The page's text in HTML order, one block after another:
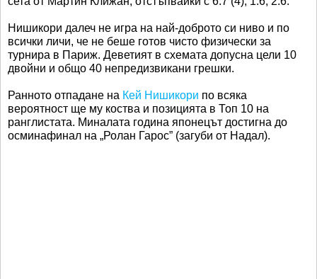
Нишикори далеч не игра на най-доброто си ниво и по
всички личи, че не беше готов чисто физически за
турнира в Париж. Деветият в схемата допусна цели 10
двойни и общо 40 непредизвикани грешки.
Ранното отпадане на Кей Нишикори по всяка
вероятност ще му коства и позицията в Топ 10 на
ранглистата. Миналата година японецът достигна до
осминафинал на „Ролан Гарос” (загуби от Надал).